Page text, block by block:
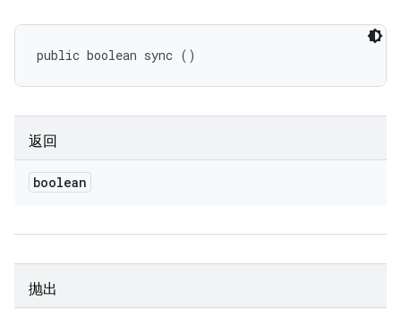
public boolean sync ()
返回
boolean
抛出